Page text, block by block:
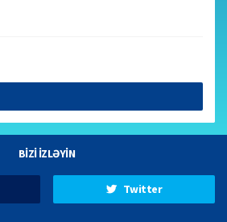
BİZİ İZLƏYİN
Twitter